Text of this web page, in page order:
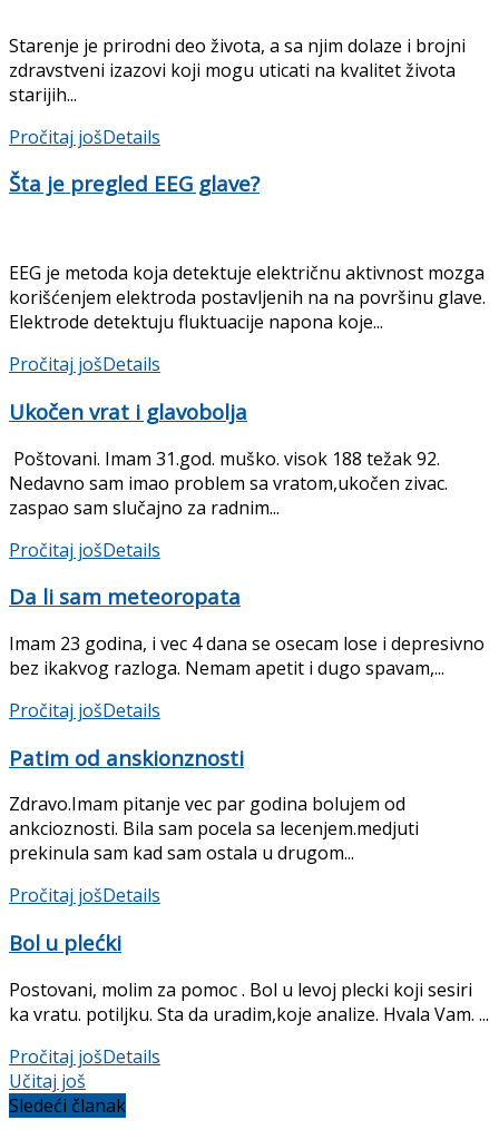
Starenje je prirodni deo života, a sa njim dolaze i brojni
zdravstveni izazovi koji mogu uticati na kvalitet života
starijih...
Pročitaj jošDetails
Šta je pregled EEG glave?
EEG je metoda koja detektuje električnu aktivnost mozga
korišćenjem elektroda postavljenih na na površinu glave.
Elektrode detektuju fluktuacije napona koje...
Pročitaj jošDetails
Ukočen vrat i glavobolja
Poštovani. Imam 31.god. muško. visok 188 težak 92.
Nedavno sam imao problem sa vratom,ukočen zivac.
zaspao sam slučajno za radnim...
Pročitaj jošDetails
Da li sam meteoropata
Imam 23 godina, i vec 4 dana se osecam lose i depresivno
bez ikakvog razloga. Nemam apetit i dugo spavam,...
Pročitaj jošDetails
Patim od anskionznosti
Zdravo.Imam pitanje vec par godina bolujem od
ankcioznosti. Bila sam pocela sa lecenjem.medjuti
prekinula sam kad sam ostala u drugom...
Pročitaj jošDetails
Bol u plećki
Postovani, molim za pomoc . Bol u levoj plecki koji sesiri
ka vratu. potiljku. Sta da uradim,koje analize. Hvala Vam. ...
Pročitaj jošDetails
Učitaj još
Sledeći članak